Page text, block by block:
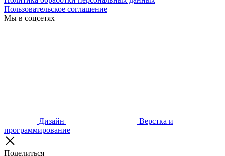
Пользовательское соглашение
Мы в соцсетях
Дизайн
Верстка и
программирование
Поделиться